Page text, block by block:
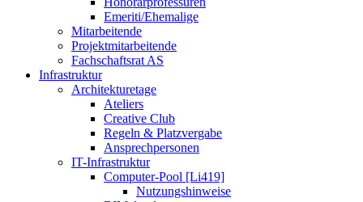
Emeriti/Ehemalige
Mitarbeitende
Projektmitarbeitende
Fachschaftsrat AS
Infrastruktur
Architekturetage
Ateliers
Creative Club
Regeln & Platzvergabe
Ansprechpersonen
IT-Infrastruktur
Computer-Pool [Li419]
Nutzungshinweise